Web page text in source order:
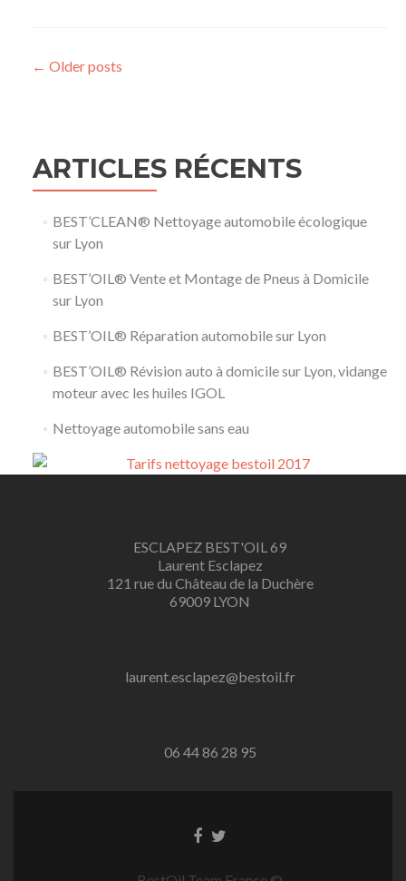
Posts navigation
← Older posts
ARTICLES RÉCENTS
BEST’CLEAN® Nettoyage automobile écologique
sur Lyon
BEST’OIL® Vente et Montage de Pneus à Domicile
sur Lyon
BEST’OIL® Réparation automobile sur Lyon
BEST’OIL® Révision auto à domicile sur Lyon, vidange
moteur avec les huiles IGOL
Nettoyage automobile sans eau
ESCLAPEZ BEST'OIL 69
Laurent Esclapez
121 rue du Château de la Duchère
69009 LYON
laurent.esclapez@bestoil.fr
06 44 86 28 95